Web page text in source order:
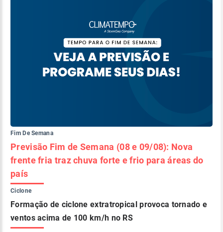
Fim De Semana
Previsão Fim de Semana (08 e 09/08): Nova
frente fria traz chuva forte e frio para áreas do
país
Ciclone
Formação de ciclone extratropical provoca tornado e
ventos acima de 100 km/h no RS